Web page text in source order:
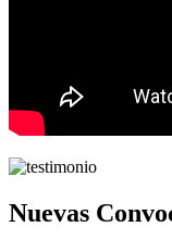
Nuevas